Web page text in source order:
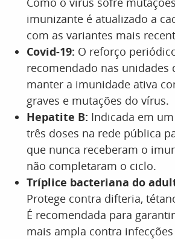
imunizante é atualizado a
com as variantes mais
Covid-19: O reforço
recomendado nas unidades
manter a imunidade ativa
graves e mutações do vírus.
Hepatite B: Indicada em
três doses na rede pública
que nunca receberam o
não completaram o ciclo.
Tríplice bacteriana do
Protege contra difteria,
É recomendada para
mais ampla contra